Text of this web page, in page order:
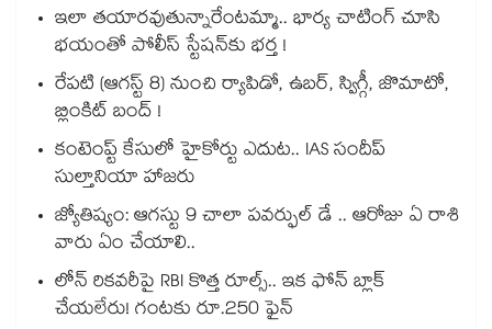
ఇలా తయారవుతున్నారేంటమ్మా.. భార్య చాటింగ్ చూసి
భయంతో పోలీస్ స్టేషన్⁫కు భర్త !
రేపటి (ఆగస్ట్ 8) నుంచి ర్యాపిడో, ఉబర్, స్విగ్గీ, జొమాటో,
బ్లింకిట్ బంద్ !
కంటెంప్ట్ కేసులో హైకోర్టు ఎదుట.. IAS సందీప్
సుల్తానియా హాజరు
జ్యోతిష్యం: ఆగస్టు 9 చాలా పవర్ఫుల్ డే .. ఆరోజు ఏ రాశి
వారు ఏం చేయాలి..
లోన్ రికవరీపై RBI కొత్త రూల్స్.. ఇక ఫోన్ బ్లాక్
చేయలేరు! గంటకు రూ.250 ఫైన్